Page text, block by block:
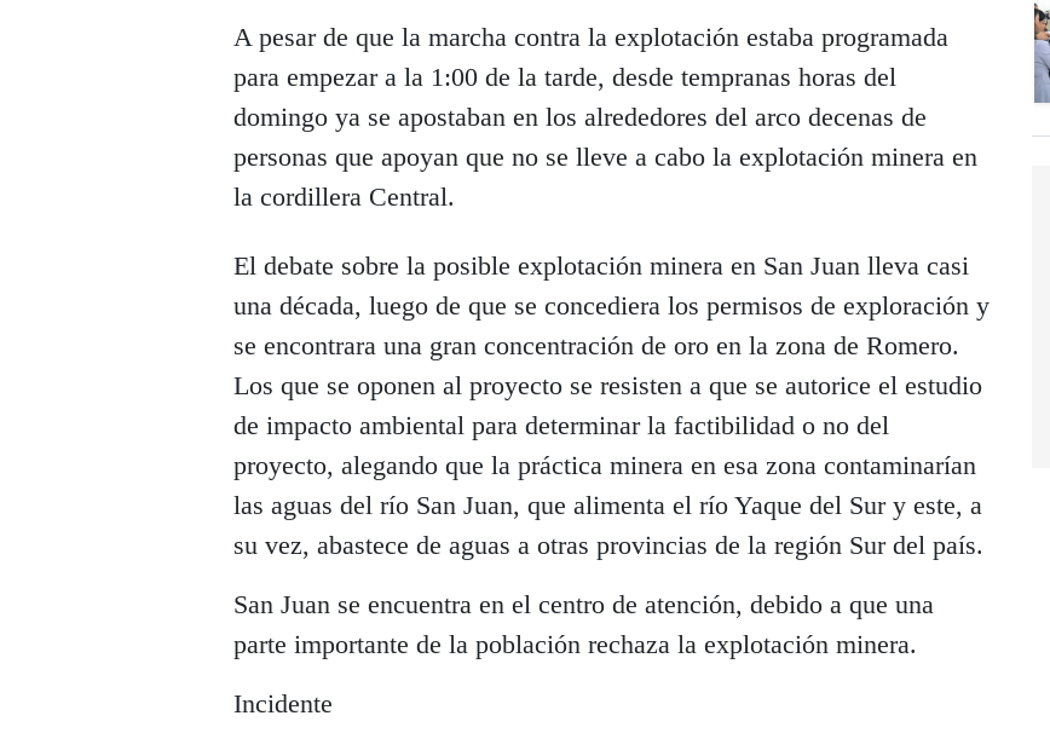
A pesar de que la marcha contra la explotación estaba programada
para empezar a la 1:00 de la tarde, desde tempranas horas del
domingo ya se apostaban en los alrededores del arco decenas de
personas que apoyan que no se lleve a cabo la explotación minera en
la cordillera Central.
El debate sobre la posible explotación minera en San Juan lleva casi
una década, luego de que se concediera los permisos de exploración y
se encontrara una gran concentración de oro en la zona de Romero.
Los que se oponen al proyecto se resisten a que se autorice el estudio
de impacto ambiental para determinar la factibilidad o no del
proyecto, alegando que la práctica minera en esa zona contaminarían
las aguas del río San Juan, que alimenta el río Yaque del Sur y este, a
su vez, abastece de aguas a otras provincias de la región Sur del país.
San Juan se encuentra en el centro de atención, debido a que una
parte importante de la población rechaza la explotación minera.
Incidente